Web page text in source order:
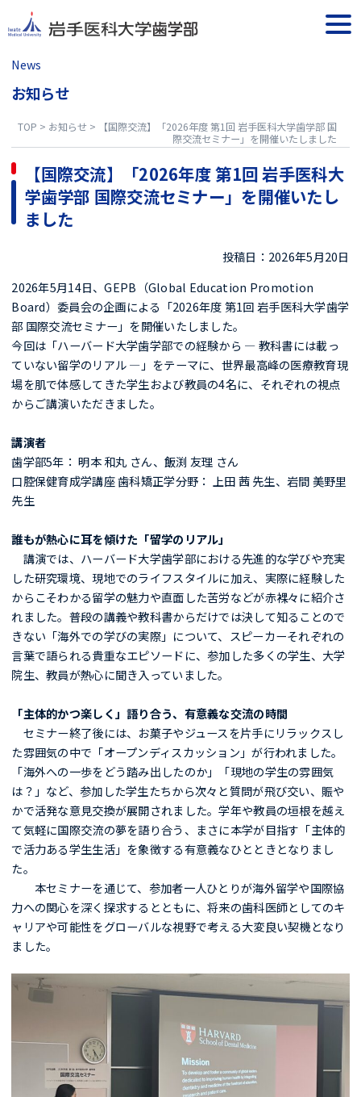
content
News
お知らせ
TOP > お知らせ>
【国際交流】「2026年度 第1回 岩手医科大学歯学部 国
際交流セミナー」を開催いたしました
【国際交流】「2026年度 第1回 岩手医科大
学歯学部 国際交流セミナー」を開催いたし
ました
投稿日：2026年5月20日
2026年5月14日、GEPB（Global Education Promotion
Board）委員会の企画による「2026年度 第1回 岩手医科大学歯学
部 国際交流セミナー」を開催いたしました。
今回は「ハーバード大学歯学部での経験から ― 教科書には載っ
ていない留学のリアル ―」をテーマに、世界最高峰の医療教育現
場を肌で体感してきた学生および教員の4名に、それぞれの視点
からご講演いただきました。
講演者
歯学部5年： 明本 和丸 さん、飯渕 友理 さん
口腔保健育成学講座 歯科矯正学分野： 上田 茜 先生、岩間 美野里
先生
誰もが熱心に耳を傾けた「留学のリアル」
講演では、ハーバード大学歯学部における先進的な学びや充実
した研究環境、現地でのライフスタイルに加え、実際に経験した
からこそわかる留学の魅力や直面した苦労などが赤裸々に紹介さ
れました。普段の講義や教科書からだけでは決して知ることので
きない「海外での学びの実際」について、スピーカーそれぞれの
言葉で語られる貴重なエピソードに、参加した多くの学生、大学
院生、教員が熱心に聞き入っていました。
「主体的かつ楽しく」語り合う、有意義な交流の時間
セミナー終了後には、お菓子やジュースを片手にリラックスし
た雰囲気の中で「オープンディスカッション」が行われました。
「海外への一歩をどう踏み出したのか」「現地の学生の雰囲気
は？」など、参加した学生たちから次々と質問が飛び交い、賑や
かで活発な意見交換が展開されました。学年や教員の垣根を越え
て気軽に国際交流の夢を語り合う、まさに本学が目指す「主体的
で活力ある学生生活」を象徴する有意義なひとときとなりまし
た。
本セミナーを通じて、参加者一人ひとりが海外留学や国際協
力への関心を深く探求するとともに、将来の歯科医師としてのキ
ャリアや可能性をグローバルな視野で考える大変良い契機となり
ました。